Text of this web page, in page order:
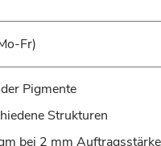
Fr)
Pigmente
Strukturen
bei 2 mm Auftragsstärke